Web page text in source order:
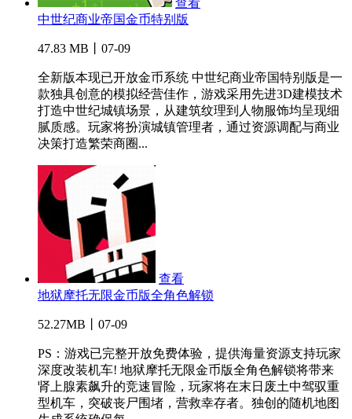
查看
中世纪商业帝国金币特别版
47.83 MB丨07-09
全新版本现已开放金币系统 中世纪商业帝国特别版是一
款独具创意的模拟经营佳作，游戏采用先进3D建模技术
打造中世纪城镇场景，从建筑纹理到人物服饰均呈现细
腻质感。玩家将扮演城镇管理者，通过资源调配与商业
决策打造繁荣商圈...
查看
地狱摩托无限金币版全角色解锁
52.27MB丨07-09
PS：游戏已完整开放免费体验，提供海量资源支持玩家
深度改装机车! 地狱摩托无限金币版全角色解锁将带来
肾上腺素飙升的竞速冒险，玩家将在末日废土中驾驭重
型机车，突破丧尸围堵，营救幸存者。独创的随机地图